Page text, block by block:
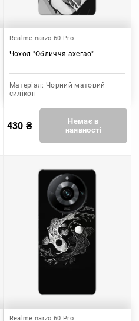
Realme narzo 60 Pro
Чохол "Обличчя ахегао"
Матеріал: Чорний матовий
силікон
430 ₴
Немає в
наявності
Realme narzo 60 Pro